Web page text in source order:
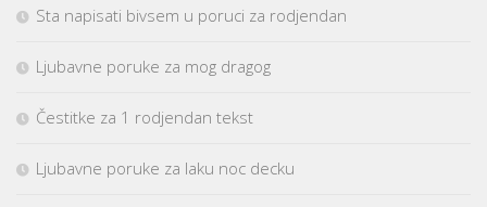
Sta napisati bivsem u poruci za rodjendan
Ljubavne poruke za mog dragog
Čestitke za 1 rodjendan tekst
Ljubavne poruke za laku noc decku